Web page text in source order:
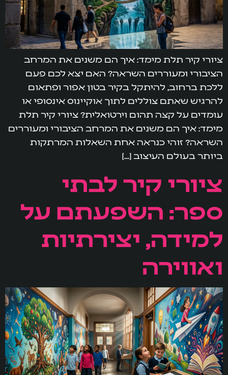
ציורי קיר תלת מימד: איך הם משנים את המרחב
הציבורי ומעוררים השראה? האם יצא לכם פעם
ללכת ברחוב, להיתקל בקיר בטון אפור ופתאום
להרגיש שאתם צוללים לתוך אוקיינוס אינסופי או
עומדים על קצה תהום וירטואלית? ציורי קיר תלת
מימד: איך הם משנים את המרחב הציבורי ומעוררים
השראה? זוהי כנראה אחת השאלות המרתקות
ביותר בעולם העיצוב […]
ציורי קיר לבתי
ספר: השפעתם על
למידה, יצירתיות
ואווירה